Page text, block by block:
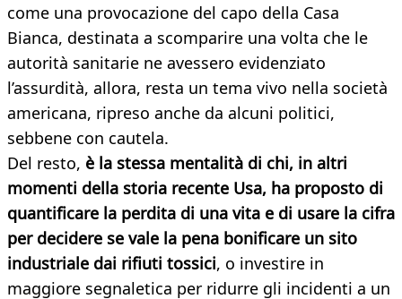
come una provocazione del capo della Casa
Bianca, destinata a scomparire una volta che le
autorità sanitarie ne avessero evidenziato
l’assurdità, allora, resta un tema vivo nella società
americana, ripreso anche da alcuni politici,
sebbene con cautela.
Del resto, è la stessa mentalità di chi, in altri
momenti della storia recente Usa, ha proposto di
quantificare la perdita di una vita e di usare la cifra
per decidere se vale la pena bonificare un sito
industriale dai rifiuti tossici, o investire in
maggiore segnaletica per ridurre gli incidenti a un